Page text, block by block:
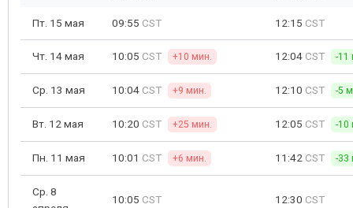
Пт. 15 мая 09:55 CST 12:15 CST
Чт. 14 мая 10:05 CST +10 мин. 12:04 CST -11
Ср. 13 мая 10:04 CST +9 мин. 12:10 CST -5
Вт. 12 мая 10:20 CST +25 мин. 12:05 CST -10
Пн. 11 мая 10:01 CST +6 мин. 11:42 CST -33
Ср. 8
10:05 CST 12:30 CST